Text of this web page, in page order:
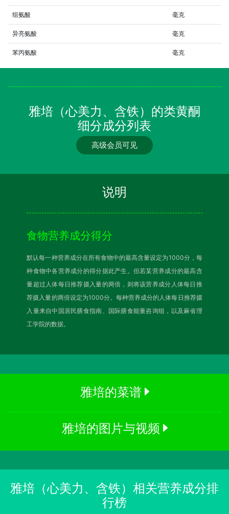
组氨酸 毫克
异亮氨酸 毫克
苯丙氨酸 毫克
雅培（心美力、含铁）的类黄酮
细分成分列表
高级会员可见
说明
食物营养成分得分
默认每一种营养成分在所有食物中的最高含量设定为1000分，每
种食物中各营养成分的得分据此产生。但若某营养成分的最高含
量超过人体每日推荐摄入量的两倍，则将该营养成分人体每日推
荐摄入量的两倍设定为1000分。每种营养成分的人体每日推荐摄
入量来自中国居民膳食指南、国际膳食能量咨询组，以及麻省理
工学院的数据。
雅培的菜谱
雅培的图片与视频
雅培（心美力、含铁）相关营养成分排
行榜